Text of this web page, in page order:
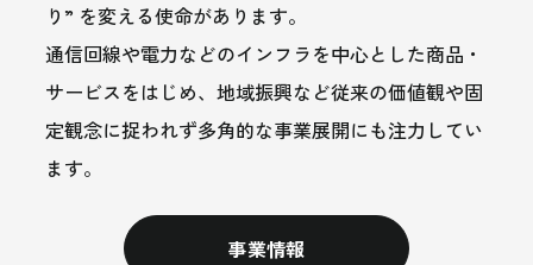
り” を変える使命があります。
通信回線や電力などのインフラを中心とした商品・
サービスをはじめ、地域振興など従来の価値観や固
定観念に捉われず多角的な事業展開にも注力してい
ます。
事業情報